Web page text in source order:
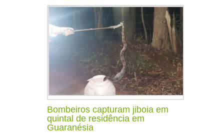
Bombeiros capturam jiboia em
quintal de residência em
Guaranésia